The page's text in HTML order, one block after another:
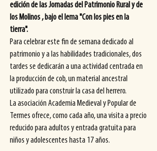
edición de las Jornadas del Patrimonio Rural y de
los Molinos, bajo el lema "Con los pies en la
tierra".
Para celebrar este fin de semana dedicado al
patrimonio y a las habilidades tradicionales, dos
tardes se dedicarán a una actividad centrada en
la producción de cob, un material ancestral
utilizado para construir la casa del herrero.
La asociación Academia Medieval y Popular de
Termes ofrece, como cada año, una visita a precio
reducido para adultos y entrada gratuita para
niños y adolescentes hasta 17 años.